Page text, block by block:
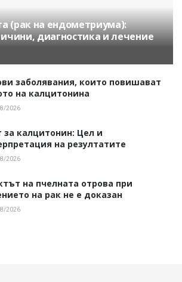
(рак на ендометриума):
диагностика и лечение
заболявания, които повишават
на калцитонина
2026
за калцитонин: Цел и
на резултатите
2026
на пчелната отрова при
на рак не е доказан
2026